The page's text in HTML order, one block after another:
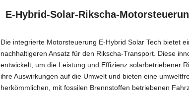
E-Hybrid-Solar-Rikscha-
Die integrierte Motorsteuerung E-Hybrid Solar Tech bietet
nachhaltigeren Ansatz für den Rikscha-Transport. Diese
entwickelt, um die Leistung und Effizienz solarbetriebener
ihre Auswirkungen auf die Umwelt und bieten eine
herkömmlichen, mit fossilen Brennstoffen betriebenen